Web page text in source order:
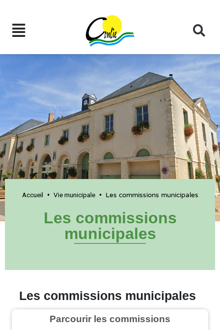
Accueil • Vie municipale• Les commissions municipales
Les commissions
municipales
Les commissions municipales
Parcourir les commissions